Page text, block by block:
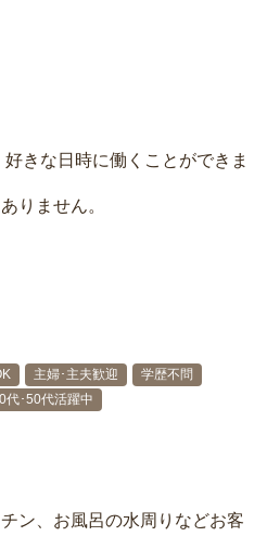
きな日時に働くことができま
りません。
主婦･主夫歓迎
学歴不問
代･50代活躍中
ン、お風呂の水周りなどお客